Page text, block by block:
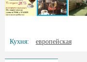
Кухня: европейская